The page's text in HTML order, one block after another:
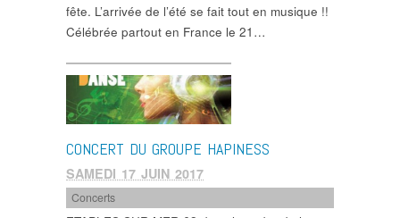
fête. L’arrivée de l’été se fait tout en musique !!
Célébrée partout en France le 21…
CONCERT DU GROUPE HAPINESS
SAMEDI 17 JUIN 2017
Concerts